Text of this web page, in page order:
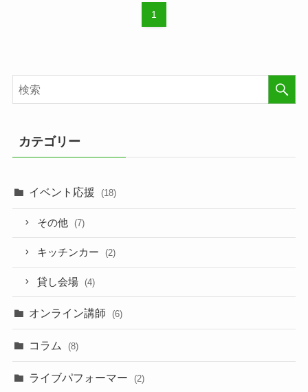
1
カテゴリー
イベント応援 (18)
その他 (7)
キッチンカー (2)
貸し会場 (4)
オンライン講師 (6)
コラム (8)
ライブパフォーマー (2)